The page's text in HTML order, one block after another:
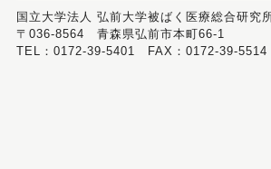
国立大学法人 弘前大学被ばく医療総合研究
〒036-8564 青森県弘前市本町66-1
TEL：0172-39-5401 FAX：0172-39-5514